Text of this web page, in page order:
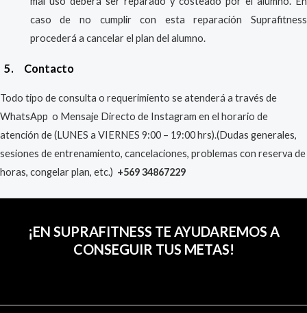
caso de no cumplir con esta reparación Suprafitness
procederá a cancelar el plan del alumno.
5. Contacto
Todo tipo de consulta o requerimiento se atenderá a través de
WhatsApp o Mensaje Directo de Instagram en el horario de
atención de(LUNES a VIERNES 9:00 – 19:00 hrs).(Dudas generales,
sesiones de entrenamiento, cancelaciones, problemas con reserva de
horas, congelar plan, etc.) +569 34867229
¡EN SUPRAFITNESS TE AYUDAREMOS A
CONSEGUIR TUS METAS!